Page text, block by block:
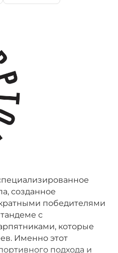
созданное
победителями
с
которые
Именно этот
подхода и